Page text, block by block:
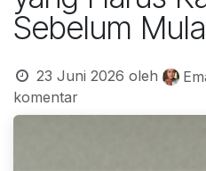
Sebelum
23 Juni 2026 oleh
komentar